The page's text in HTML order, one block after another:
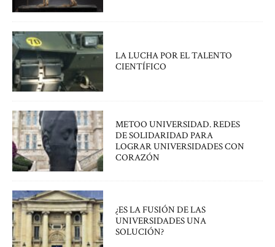
LA LUCHA POR EL TALENTO
CIENTÍFICO
METOO UNIVERSIDAD. REDES
DE SOLIDARIDAD PARA
LOGRAR UNIVERSIDADES CON
CORAZÓN
¿ES LA FUSIÓN DE LAS
UNIVERSIDADES UNA
SOLUCIÓN?